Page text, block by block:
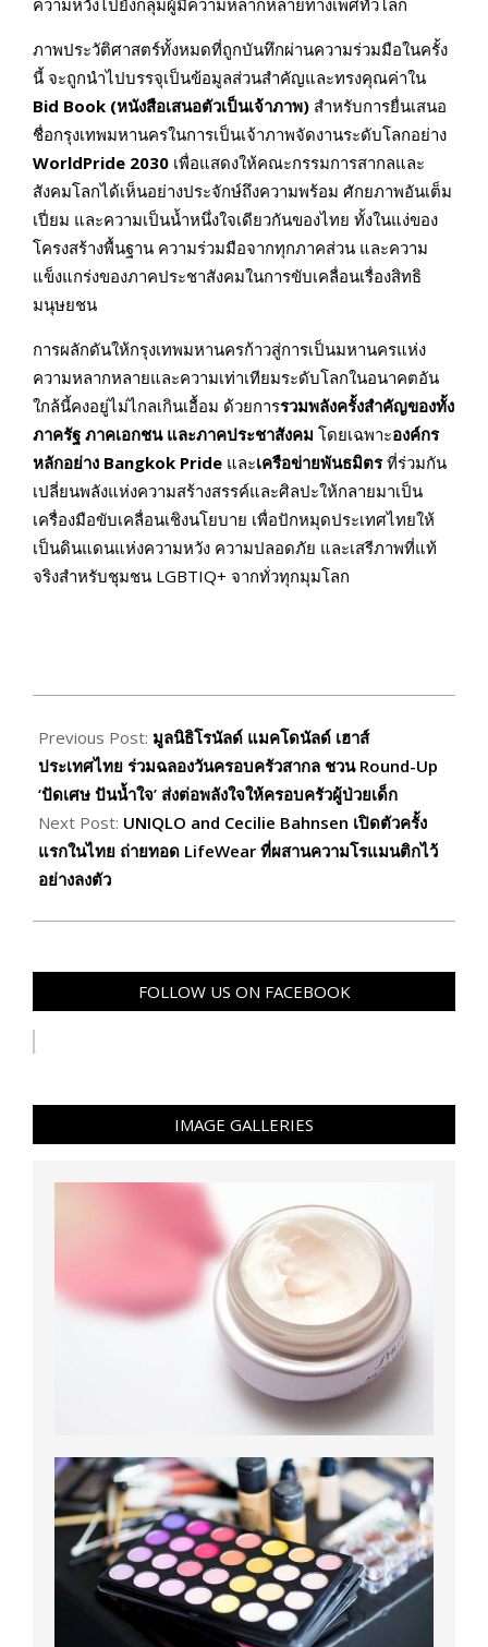
ความหวังไปยังกลุ่มผู้มีความหลากหลายทางเพศทั่วโลก
ภาพประวัติศาสตร์ทั้งหมดที่ถูกบันทึกผ่านความร่วมมือในครั้ง
นี้ จะถูกนำไปบรรจุเป็นข้อมูลส่วนสำคัญและทรงคุณค่าใน
Bid Book (หนังสือเสนอตัวเป็นเจ้าภาพ) สำหรับการยื่นเสนอ
ชื่อกรุงเทพมหานครในการเป็นเจ้าภาพจัดงานระดับโลกอย่าง
WorldPride 2030 เพื่อแสดงให้คณะกรรมการสากลและ
สังคมโลกได้เห็นอย่างประจักษ์ถึงความพร้อม ศักยภาพอันเต็ม
เปี่ยม และความเป็นน้ำหนึ่งใจเดียวกันของไทย ทั้งในแง่ของ
โครงสร้างพื้นฐาน ความร่วมมือจากทุกภาคส่วน และความ
แข็งแกร่งของภาคประชาสังคมในการขับเคลื่อนเรื่องสิทธิ
มนุษยชน
การผลักดันให้กรุงเทพมหานครก้าวสู่การเป็นมหานครแห่ง
ความหลากหลายและความเท่าเทียมระดับโลกในอนาคตอัน
ใกล้นี้คงอยู่ไม่ไกลเกินเอื้อม ด้วยการรวมพลังครั้งสำคัญของทั้ง
ภาครัฐ ภาคเอกชน และภาคประชาสังคม โดยเฉพาะองค์กร
หลักอย่าง Bangkok Pride และเครือข่ายพันธมิตรที่ร่วมกัน
เปลี่ยนพลังแห่งความสร้างสรรค์และศิลปะให้กลายมาเป็น
เครื่องมือขับเคลื่อนเชิงนโยบาย เพื่อปักหมุดประเทศไทยให้
เป็นดินแดนแห่งความหวัง ความปลอดภัย และเสรีภาพที่แท้
จริงสำหรับชุมชน LGBTIQ+ จากทั่วทุกมุมโลก
05-
21
Previous Post: มูลนิธิโรนัลด์ แมคโดนัลด์ เฮาส์
ประเทศไทย ร่วมฉลองวันครอบครัวสากล ชวน Round-Up
‘ปัดเศษ ปันน้ำใจ’ ส่งต่อพลังใจให้ครอบครัวผู้ป่วยเด็ก
Next Post: UNIQLO and Cecilie Bahnsen เปิดตัวครั้ง
แรกในไทย ถ่ายทอด LifeWear ที่ผสานความโรแมนติกไว้
อย่างลงตัว
FOLLOW US ON FACEBOOK
IMAGE GALLERIES